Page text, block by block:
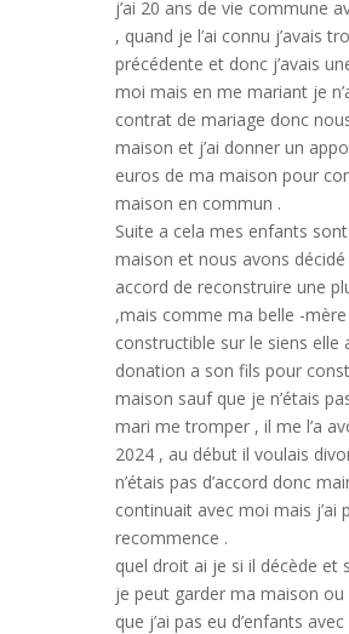
j’ai 20 ans de vie commune
, quand je l’ai connu j’avais
précédente et donc j’avais
moi mais en me mariant je
contrat de mariage donc
maison et j’ai donner un
euros de ma maison pour
maison en commun .
Suite a cela mes enfants
maison et nous avons décidé
accord de reconstruire une
,mais comme ma belle -
constructible sur le siens elle
donation a son fils pour
maison sauf que je n’étais
mari me tromper , il me l’a
2024 , au début il voulais
n’étais pas d’accord donc
continuait avec moi mais j’ai
recommence .
quel droit ai je si il décède et
je peut garder ma maison ou
que j’ai pas eu d’enfants